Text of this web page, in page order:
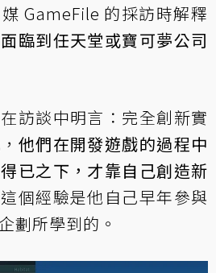
GameFile 的採訪時解釋
臨到任天堂或寶可夢公司
訪談中明言：完全創新實
他們在開發遊戲的過程中
已之下，才靠自己創造新
個經驗是他自己早年參與
劃所學到的。